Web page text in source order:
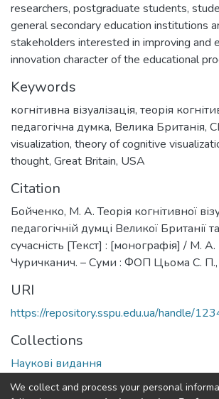
researchers, postgraduate students,
general secondary education institutions
stakeholders interested in improving and
innovation character of the educational
Keywords
когнітивна візуалізація, теорія
педагогічна думка, Велика Британія,
visualization, theory of cognitive
thought, Great Britain, USA
Citation
Бойченко, М. А. Теорія когнітивної
педагогічній думці Великої Британії
сучасність [Текст] : [монографія] / М.
Чуричканич. – Суми : ФОП Цьома С. П.,
URI
https://repository.sspu.edu.ua/handle/
Collections
Наукові видання
We collect and process your personal